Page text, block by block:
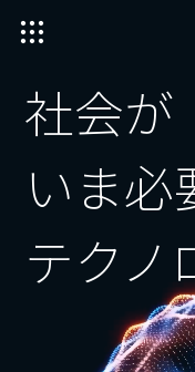
社会が
いま必
テクノ